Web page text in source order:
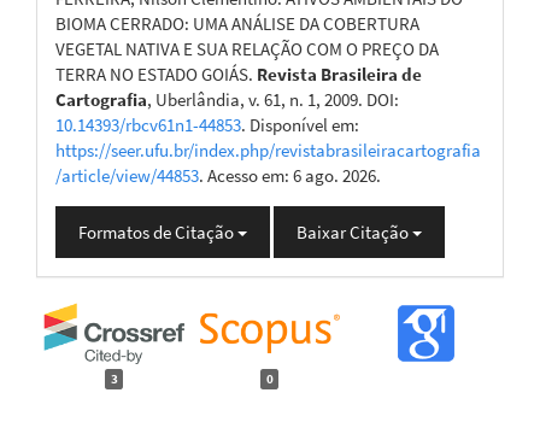
BIOMA CERRADO: UMA ANÁLISE DA COBERTURA
VEGETAL NATIVA E SUA RELAÇÃO COM O PREÇO DA
TERRA NO ESTADO GOIÁS. Revista Brasileira de
Cartografia, Uberlândia, v. 61, n. 1, 2009. DOI:
10.14393/rbcv61n1-44853. Disponível em:
https://seer.ufu.br/index.php/revistabrasileiracartografia
/article/view/44853. Acesso em: 6 ago. 2026.
Formatos de Citação Baixar Citação
3 0